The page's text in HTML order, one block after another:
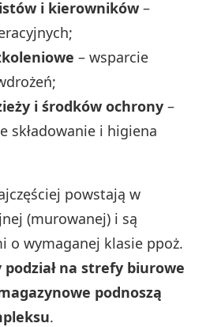
i kierowników –
– wsparcie
i środków ochrony –
składowanie i higiena
powstają w
(murowanej) i są
o wymaganej klasie ppoż.
na strefy biurowe
podnoszą
.